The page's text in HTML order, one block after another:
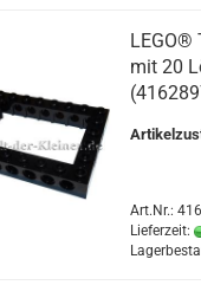
LEGO®
mit 20
Art.Nr.:
Lieferzeit: